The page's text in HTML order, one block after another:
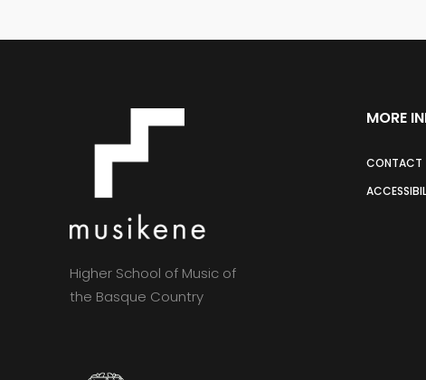
Higher School of Music of
the Basque Country
MORE
CONTACT